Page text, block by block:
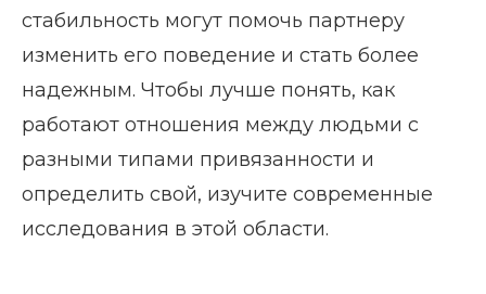
стабильность могут помочь партнеру
изменить его поведение и стать более
надежным. Чтобы лучше понять, как
работают отношения между людьми с
разными типами привязанности и
определить свой, изучите современные
исследования в этой области.